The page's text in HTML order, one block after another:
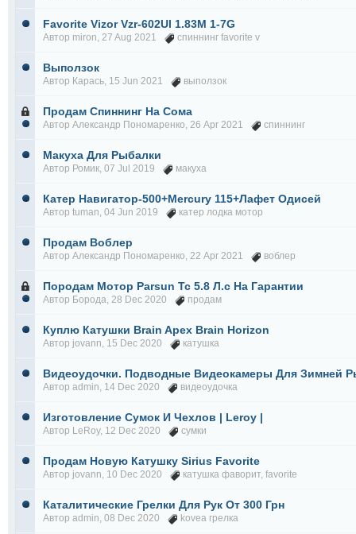
Favorite Vizor Vzr-602Ul 1.83M 1-7G
Автор miron, 27 Aug 2021 спиннинг favorite v
Выползок
Автор Карась, 15 Jun 2021 выползок
Продам Спиннинг На Сома
Автор Александр Пономаренко, 26 Apr 2021 спиннинг
Макуха Для Рыбалки
Автор Ромик, 07 Jul 2019 макуха
Катер Навигатор-500+Mercury 115+Лафет Одисей
Автор tuman, 04 Jun 2019 катер лодка мотор
Продам Воблер
Автор Александр Пономаренко, 22 Apr 2021 воблер
Породам Мотор Parsun Tc 5.8 Л.с На Гарантии
Автор Борода, 28 Dec 2020 продам
Куплю Катушки Brain Apex Brain Horizon
Автор jovann, 15 Dec 2020 катушка
Видеоудочки. Подводные Видеокамеры Для Зимней
Автор admin, 14 Dec 2020 видеоудочка
Изготовление Сумок И Чехлов | Leroy |
Автор LeRoy, 12 Dec 2020 сумки
Продам Новую Катушку Sirius Favorite
Автор jovann, 10 Dec 2020 катушка фаворит, favorite
Каталитические Грелки Для Рук От 300 Грн
Автор admin, 08 Dec 2020 kovea грелка